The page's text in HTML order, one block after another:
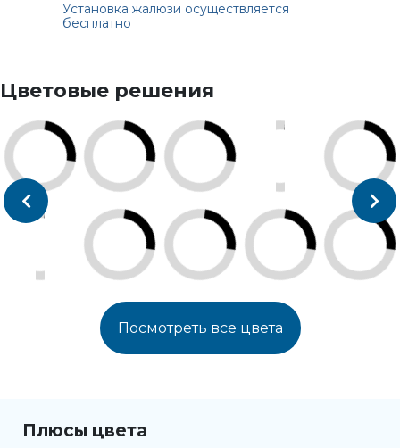
Установка жалюзи осуществляется
бесплатно
Цветовые решения
Посмотреть все цвета
Плюсы цвета